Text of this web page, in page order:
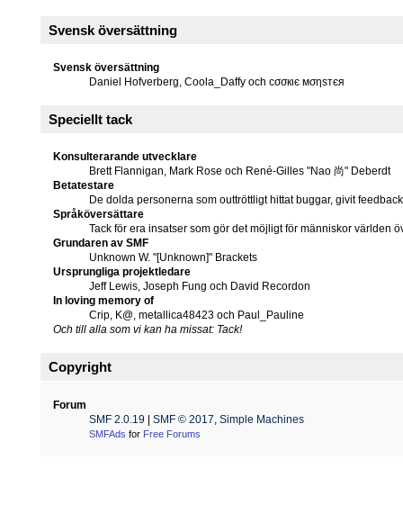
Svensk översättning
Svensk översättning
Daniel Hofverberg, Coola_Daffy och cσσкιє мσηѕтєя
Speciellt tack
Konsulterarande utvecklare
Brett Flannigan, Mark Rose och René-Gilles "Nao 尚" Deberdt
Betatestare
De dolda personerna som outtröttligt hittat buggar, givit
Språköversättare
Tack för era insatser som gör det möjligt för människor världen
Grundaren av SMF
Unknown W. "[Unknown]" Brackets
Ursprungliga projektledare
Jeff Lewis, Joseph Fung och David Recordon
In loving memory of
Crip, K@, metallica48423 och Paul_Pauline
Och till alla som vi kan ha missat: Tack!
Copyright
Forum
SMF 2.0.19 |SMF © 2017 ,Simple Machines
SMFAds for Free Forums